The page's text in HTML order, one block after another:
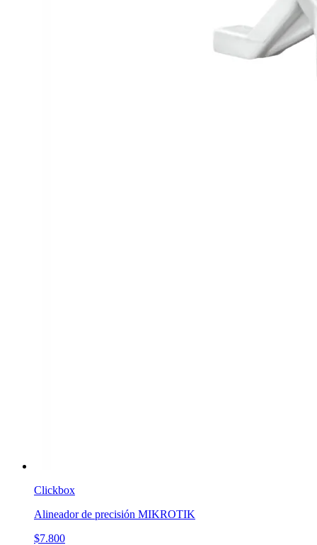
Clickbox
Alineador de precisión MIKROTIK
$7.800